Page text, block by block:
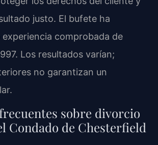
justo. El bufete ha
comprobada de
Los resultados varían;
no garantizan un
sobre divorcio
Condado de Chesterfield